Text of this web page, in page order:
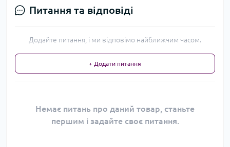
Питання та відповіді
Додайте питання, і ми відповімо найближчим часом.
+ Додати питання
Немає питань про даний товар, станьте
першим і задайте своє питання.